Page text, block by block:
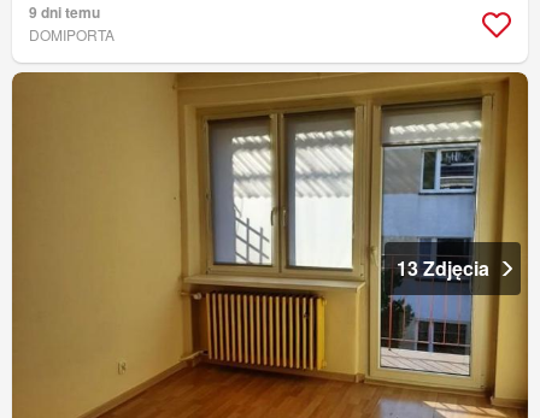
9 dni temu
DOMIPORTA
13 Zdjęcia